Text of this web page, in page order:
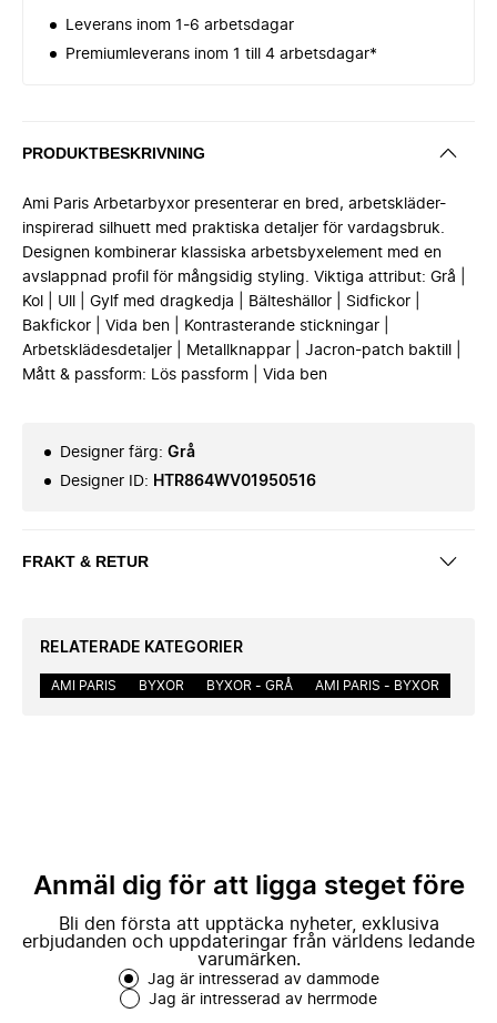
Leverans inom 1-6 arbetsdagar
Premiumleverans inom 1 till 4 arbetsdagar*
PRODUKTBESKRIVNING
Ami Paris Arbetarbyxor presenterar en bred, arbetskläder-
inspirerad silhuett med praktiska detaljer för vardagsbruk.
Designen kombinerar klassiska arbetsbyxelement med en
avslappnad profil för mångsidig styling. Viktiga attribut: Grå |
Kol | Ull | Gylf med dragkedja | Bälteshällor | Sidfickor |
Bakfickor | Vida ben | Kontrasterande stickningar |
Arbetsklädesdetaljer | Metallknappar | Jacron-patch baktill |
Mått & passform: Lös passform | Vida ben
Designer färg: Grå
Designer ID: HTR864WV01950516
FRAKT & RETUR
RELATERADE KATEGORIER
AMI PARIS BYXOR BYXOR - GRÅ AMI PARIS - BYXOR
Anmäl dig för att ligga steget före
Bli den första att upptäcka nyheter, exklusiva
erbjudanden och uppdateringar från världens ledande
varumärken.
Jag är intresserad av dammode
Jag är intresserad av herrmode